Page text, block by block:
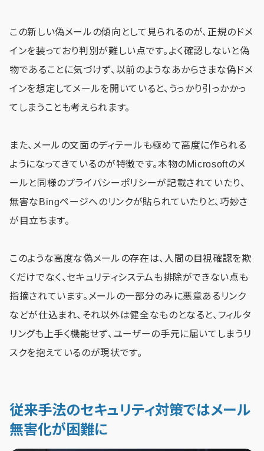
この新しい偽メールの傾向として見られるのが、正規のドメ
インを装っており判別が難しい点です。よく確認しないと偽
物であることに気づけず、以前のようなあからさまな偽ドメ
インを想定してメールを開いていると、うっかり引っかかっ
てしまうことも考えられます。
また、メールの文面のディテールも極めて高度に作られる
ようになってきているのが特徴です。本物のMicrosoftのメ
ールと同様のプライバシーポリシーが記載されていたり、
無害なBingページへのリンクが貼られていたりと、巧妙さ
が目立ちます。
このような高度な偽メールの存在は、人間の目視確認を欺
くだけでなく、セキュリティシステムも排除ができない点も
指摘されています。メールの一部分のみに悪意あるリンク
などが仕込まれ、それ以外は健全なものとなると、フィルタ
リングも上手く機能せず、ユーザーの手元に届いてしまうリ
スクを抱えているのが現状です。
従来手法のセキュリティ対策ではメール
無害化が困難に